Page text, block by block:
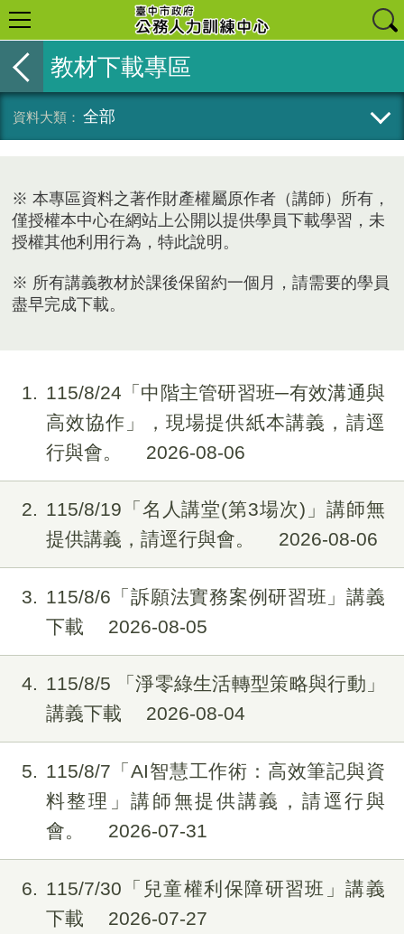
教材下載專區
全部
※ 本專區資料之著作財產權屬原作者（講師）所有，
僅授權本中心在網站上公開以提供學員下載學習，未
授權其他利用行為，特此說明。
※ 所有講義教材於課後保留約一個月，請需要的學員
盡早完成下載。
1
115/8/24「中階主管研習班─有效溝通與
高效協作」，現場提供紙本講義，請逕
行與會。
2026-08-06
2
115/8/19「名人講堂(第3場次)」講師無
提供講義，請逕行與會。
2026-08-06
3
115/8/6「訴願法實務案例研習班」講義
下載
2026-08-05
4
115/8/5 「淨零綠生活轉型策略與行動」
講義下載
2026-08-04
5
115/8/7「AI智慧工作術：高效筆記與資
料整理」講師無提供講義，請逕行與
會。
2026-07-31
6
115/7/30「兒童權利保障研習班」講義
下載
2026-07-27